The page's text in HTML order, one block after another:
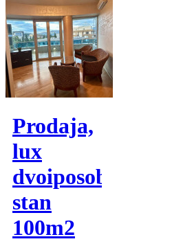
Prodaja,
lux
dvoiposoban
stan
100m2